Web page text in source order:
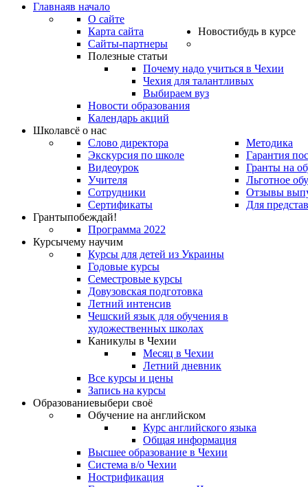
Главнаяв начало
О сайте
Карта сайта
Сайты-партнеры
Новостибудь в курсе
Полезные статьи
Почему надо учиться в Чехии
Чехия для талантливых
Выбираем вуз
Новости образования
Календарь акций
Школавсё о нас
Слово директора
Экскурсия по школе
Видеоурок
Учителя
Сотрудники
Сертификаты
Методика
Гарантия
Гранты на
Льготное
Отзывы
Для
Грантыпобеждай!
Программа 2022
Курсычему научим
Курсы для детей из Украины
Годовые курсы
Семестровые курсы
Довузовская подготовка
Летний интенсив
Чешский язык для обучения в
художественных школах
Каникулы в Чехии
Месяц в Чехии
Летний дневник
Все курсы и цены
Запись на курсы
Образованиевыбери своё
Обучение на английском
Курс английского языка
Общая информация
Высшее образование в Чехии
Система в/о Чехии
Нострификация